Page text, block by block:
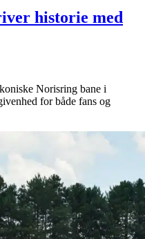
historie med
Norisring bane i
for både fans og